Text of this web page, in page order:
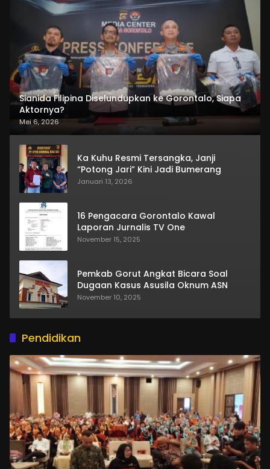
Sianida Filipina Diselundupkan ke Gorontalo, Siapa
Aktornya?
Mei 6, 2026
Ka Kuhu Resmi Tersangka, Janji
“Potong Jari” Kini Jadi Bumerang
Januari 13, 2026
16 Pengacara Gorontalo Kawal
Laporan Jurnalis TV One
November 15, 2025
Pemkab Gorut Angkat Bicara Soal
Dugaan Kasus Asusila Oknum ASN
November 10, 2025
Pendidikan